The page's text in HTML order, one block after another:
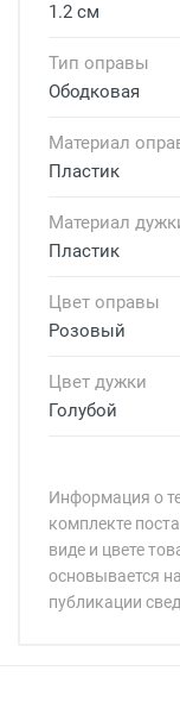
1.2 см
Тип оправы
Ободковая
Материал
Пластик
Материал
Пластик
Цвет оправы
Розовый
Цвет дужки
Голубой
Информация о
комплекте
виде и цвете
основывается
публикации